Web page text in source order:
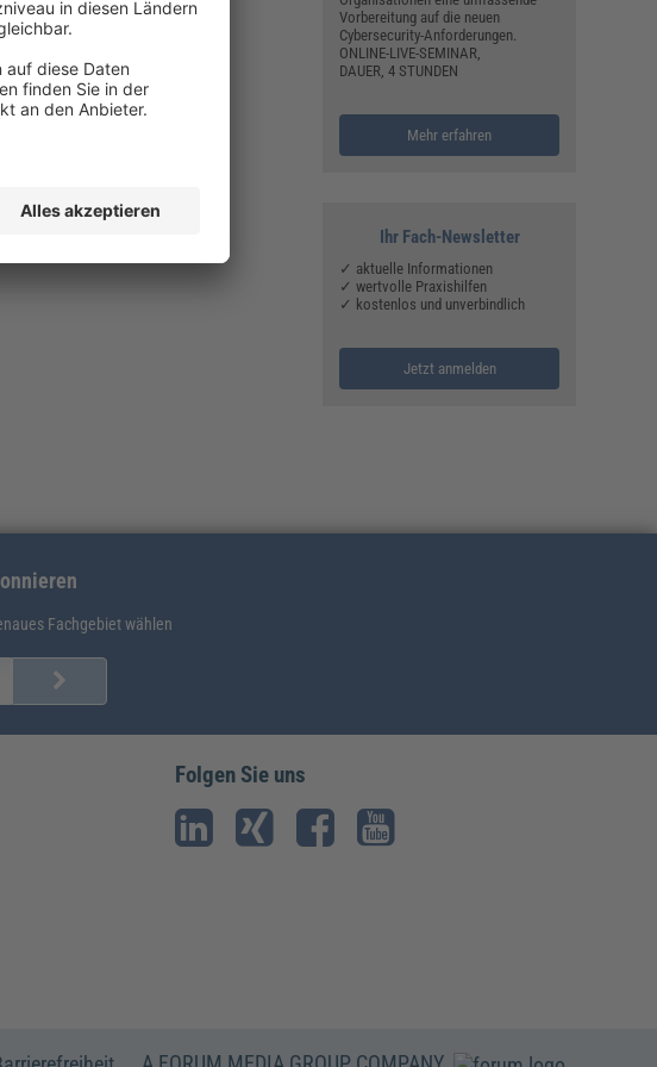
Vorbereitung auf die neuen
Cybersecurity-Anforderungen.
ONLINE-LIVE-SEMINAR,
DAUER, 4 STUNDEN
Mehr erfahren
Ihr Fach-Newsletter
✓ aktuelle Informationen
✓ wertvolle Praxishilfen
✓ kostenlos und unverbindlich
Jetzt anmelden
Fachgebiet wählen
Folgen Sie uns